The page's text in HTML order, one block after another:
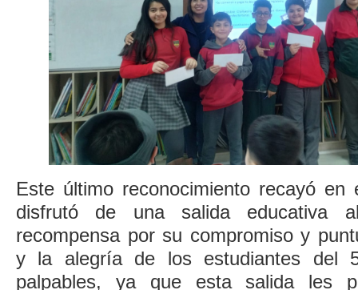
Este último reconocimiento recayó
disfrutó de una salida educativa
recompensa por su compromiso y
y la alegría de los estudiantes del
palpables, ya que esta salida les